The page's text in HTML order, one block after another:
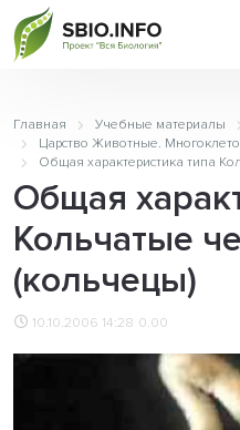
Главная Учебные материалы
Царство Животные.
Общая характеристика типа
Общая
Кольчатые
(кольчецы)
10.10.2006 14:28 0.00